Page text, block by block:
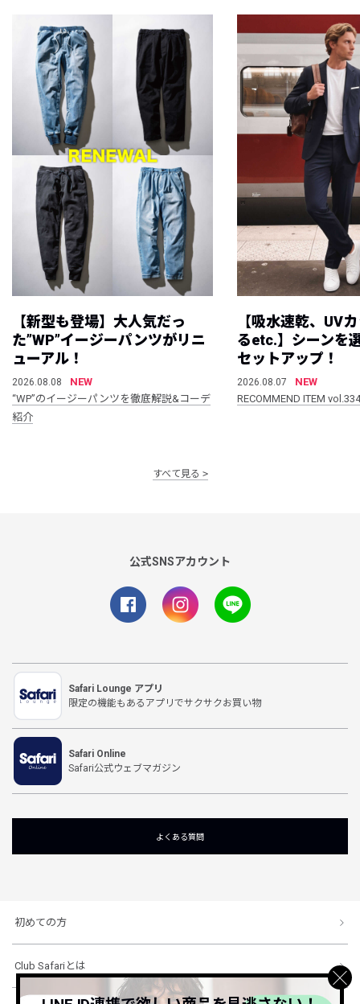
【新型も登場】大人気だっ
た”WP”イージーパンツがリニ
ューアル！
2026.08.08
NEW
“WP”のイージーパンツを徹底解説&コーデ
紹介
【吸水速乾、UV
るetc.】シーンを
セットアップ！
2026.08.07
NEW
RECOMMEND ITEM vol.334
すべて見る
公式SNSアカウント
Safari Lounge アプリ
限定の機能もあるアプリでサクサクお買い物
Safari Online
Safari公式ウェブマガジン
よくある質問
初めての方
Club Safariとは